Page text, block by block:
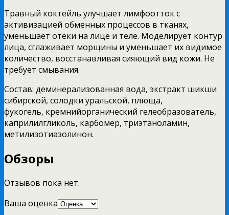
Травный коктейль улучшает лимфоотток с
активизацией обменных процессов в тканях,
уменьшает отёки на лице и теле. Моделирует контур
лица, сглаживает морщины и уменьшает их видимое
количество, восстанавливая сияющий вид кожи. Не
требует смывания.
Состав: деминерализованная вода, экстракт шикши
сибирской, солодки уральской, плюща,
фукогель, кремнийорганический гелеобразователь,
каприлилгликоль, карбомер, триэтаноламин,
метилизотиазолинон.
Обзоры
Отзывов пока нет.
Ваша оценка